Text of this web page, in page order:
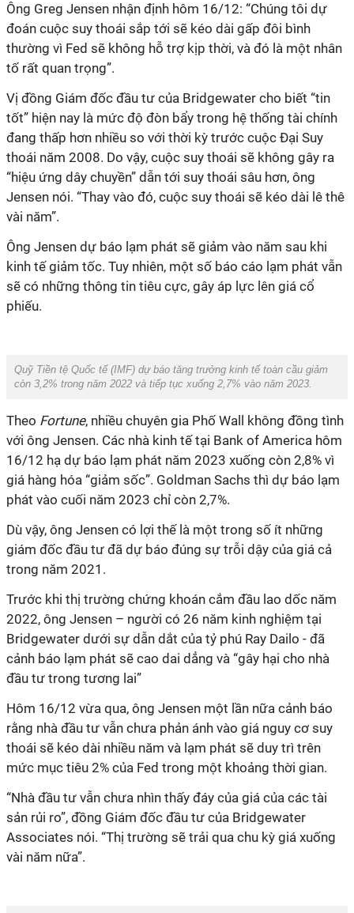
Ông Greg Jensen nhận định hôm 16/12: “Chúng tôi dự
đoán cuộc suy thoái sắp tới sẽ kéo dài gấp đôi bình
thường vì Fed sẽ không hỗ trợ kịp thời, và đó là một nhân
tố rất quan trọng”.
Vị đồng Giám đốc đầu tư của Bridgewater cho biết “tin
tốt” hiện nay là mức độ đòn bẩy trong hệ thống tài chính
đang thấp hơn nhiều so với thời kỳ trước cuộc Đại Suy
thoái năm 2008. Do vậy, cuộc suy thoái sẽ không gây ra
“hiệu ứng dây chuyền” dẫn tới suy thoái sâu hơn, ông
Jensen nói. “Thay vào đó, cuộc suy thoái sẽ kéo dài lê thê
vài năm”.
Ông Jensen dự báo lạm phát sẽ giảm vào năm sau khi
kinh tế giảm tốc. Tuy nhiên, một số báo cáo lạm phát vẫn
sẽ có những thông tin tiêu cực, gây áp lực lên giá cổ
phiếu.
Quỹ Tiền tệ Quốc tế (IMF) dự báo tăng trưởng kinh tế toàn cầu giảm
còn 3,2% trong năm 2022 và tiếp tục xuống 2,7% vào năm 2023.
Theo Fortune, nhiều chuyên gia Phố Wall không đồng tình
với ông Jensen. Các nhà kinh tế tại Bank of America hôm
16/12 hạ dự báo lạm phát năm 2023 xuống còn 2,8% vì
giá hàng hóa “giảm sốc”. Goldman Sachs thì dự báo lạm
phát vào cuối năm 2023 chỉ còn 2,7%.
Dù vậy, ông Jensen có lợi thế là một trong số ít những
giám đốc đầu tư đã dự báo đúng sự trỗi dậy của giá cả
trong năm 2021.
Trước khi thị trường chứng khoán cắm đầu lao dốc năm
2022, ông Jensen – người có 26 năm kinh nghiệm tại
Bridgewater dưới sự dẫn dắt của tỷ phú Ray Dailo - đã
cảnh báo lạm phát sẽ cao dai dẳng và “gây hại cho nhà
đầu tư trong tương lai”
Hôm 16/12 vừa qua, ông Jensen một lần nữa cảnh báo
rằng nhà đầu tư vẫn chưa phản ánh vào giá nguy cơ suy
thoái sẽ kéo dài nhiều năm và lạm phát sẽ duy trì trên
mức mục tiêu 2% của Fed trong một khoảng thời gian.
“Nhà đầu tư vẫn chưa nhìn thấy đáy của giá của các tài
sản rủi ro”, đồng Giám đốc đầu tư của Bridgewater
Associates nói. “Thị trường sẽ trải qua chu kỳ giá xuống
vài năm nữa”.